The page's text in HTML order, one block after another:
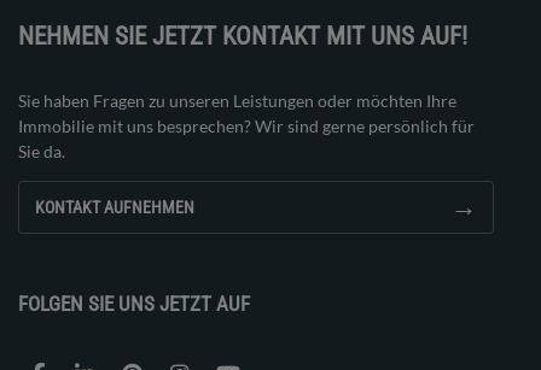
NEHMEN SIE JETZT KONTAKT MIT UNS AUF!
Sie haben Fragen zu unseren Leistungen oder möchten Ihre
Immobilie mit uns besprechen? Wir sind gerne persönlich für
Sie da.
KONTAKT AUFNEHMEN →
FOLGEN SIE UNS JETZT AUF